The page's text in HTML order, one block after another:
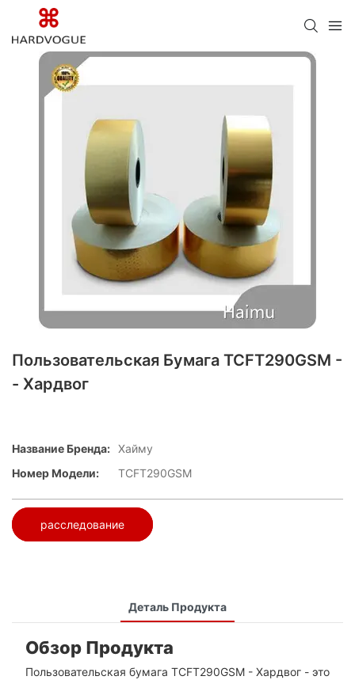
Пользовательская Бумага TCFT290GSM -
- Хардвог
Название Бренда: Хайму
Номер Модели:
TCFT290GSM
расследование
Деталь Продукта
Обзор Продукта
Пользовательская бумага TCFT290GSM - Хардвог - это